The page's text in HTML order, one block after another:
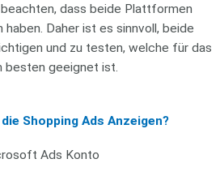
dass beide Plattformen
Daher ist es sinnvoll, beide
und zu testen, welche für das
besten geeignet ist.
Shopping Ads Anzeigen?
Ads Konto